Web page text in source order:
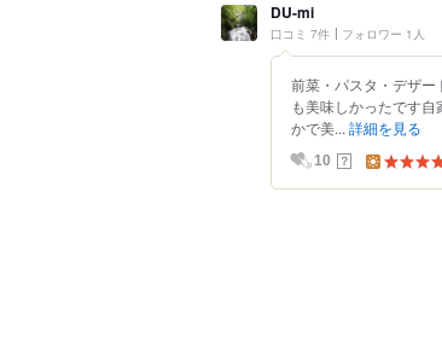
DU-mi
口コミ 7件 フォロワー 1人
前菜・パスタ・デザ
も美味しかったです
かで美... 詳細を見る
10 ？